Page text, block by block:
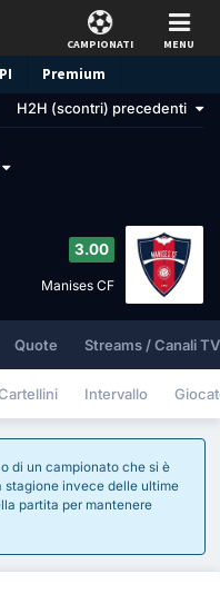
CAMPIONATI MENU
Premium
H2H (scontri) precedenti
3.00
Manises CF
Quote Streams / Canali TV
Intervallo
di un campionato che si è
invece delle ultime
partita per mantenere